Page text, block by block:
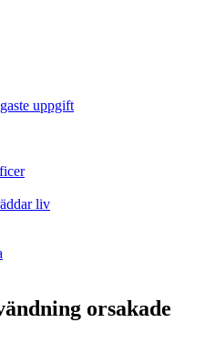
uppgift
liv
orsakade